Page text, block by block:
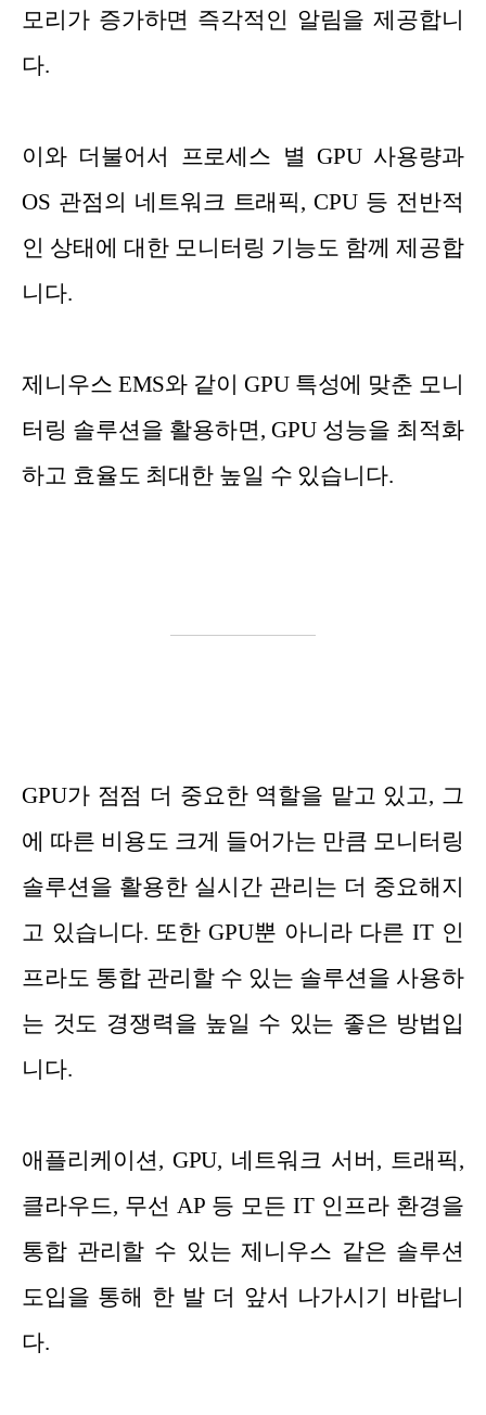
모리가 증가하면 즉각적인 알림을 제공합니
다.
이와 더불어서 프로세스 별 GPU 사용량과
OS 관점의 네트워크 트래픽, CPU 등 전반적
인 상태에 대한 모니터링 기능도 함께 제공합
니다.
제니우스 EMS와 같이 GPU 특성에 맞춘 모니
터링 솔루션을 활용하면, GPU 성능을 최적화
하고 효율도 최대한 높일 수 있습니다.
GPU가 점점 더 중요한 역할을 맡고 있고, 그
에 따른 비용도 크게 들어가는 만큼 모니터링
솔루션을 활용한 실시간 관리는 더 중요해지
고 있습니다. 또한 GPU뿐 아니라 다른 IT 인
프라도 통합 관리할 수 있는 솔루션을 사용하
는 것도 경쟁력을 높일 수 있는 좋은 방법입
니다.
애플리케이션, GPU, 네트워크 서버, 트래픽,
클라우드, 무선 AP 등 모든 IT 인프라 환경을
통합 관리할 수 있는 제니우스 같은 솔루션
도입을 통해 한 발 더 앞서 나가시기 바랍니
다.